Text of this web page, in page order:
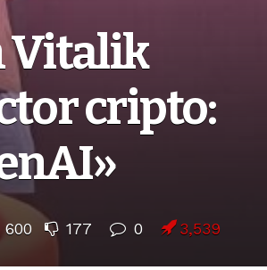
Vitalik
cripto:
600 177 0 3,539